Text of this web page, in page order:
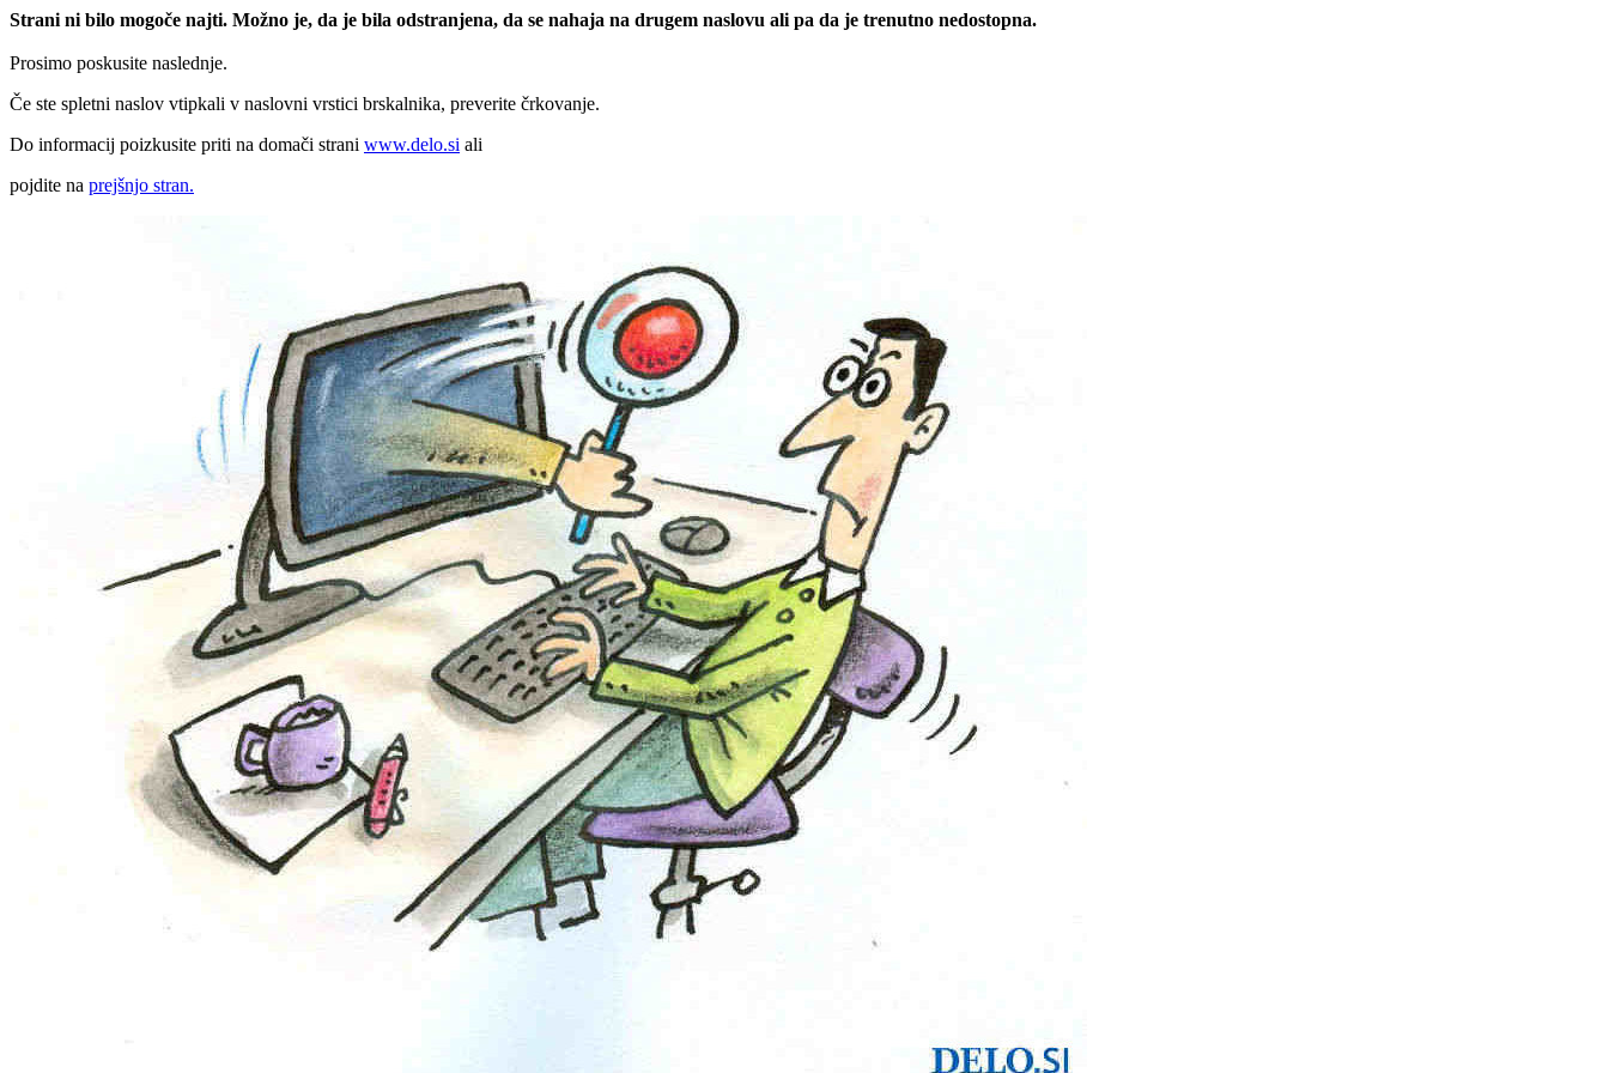
Strani ni bilo mogoče najti. Možno je, da je bila odstranjena, da se nahaja na drugem naslovu ali pa da je trenutno nedostopna.
Prosimo poskusite naslednje.
Če ste spletni naslov vtipkali v naslovni vrstici brskalnika, preverite črkovanje.
Do informacij poizkusite priti na domači strani www.delo.si ali
pojdite na prejšnjo stran.